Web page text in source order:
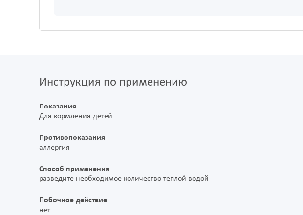
Инструкция по применению
Показания
Для кормления детей
Противопоказания
аллергия
Способ применения
разведите необходимое количество теплой водой
Побочное действие
нет